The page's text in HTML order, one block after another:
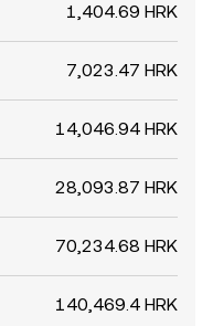
1,404.69 HRK
7,023.47 HRK
14,046.94 HRK
28,093.87 HRK
70,234.68 HRK
140,469.4 HRK